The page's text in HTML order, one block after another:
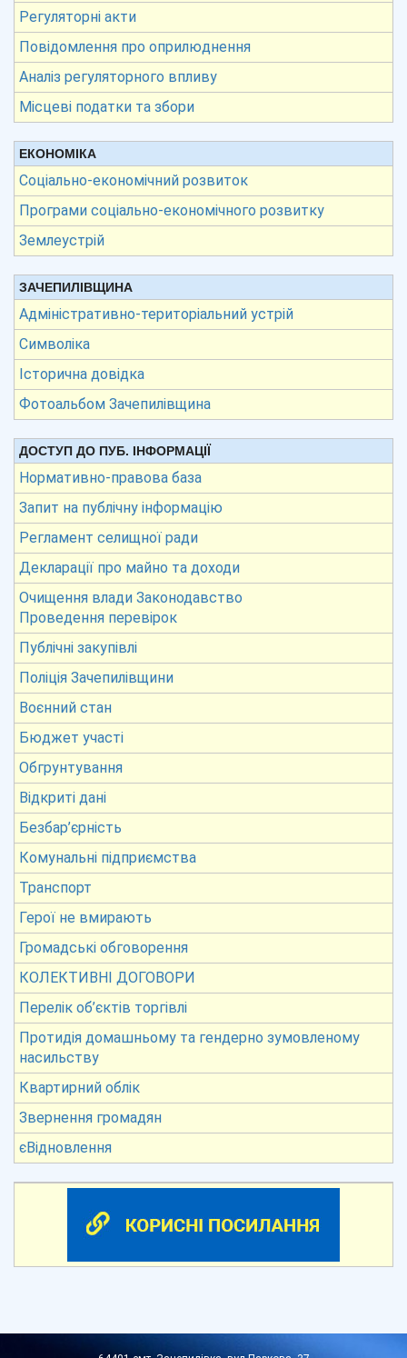
Регуляторні акти
Повідомлення про оприлюднення
Аналіз регуляторного впливу
Місцеві податки та збори
ЕКОНОМІКА
Соціально-економічний розвиток
Програми соціально-економічного розвитку
Землеустрій
ЗАЧЕПИЛІВЩИНА
Адміністративно-територіальний устрій
Символіка
Історична довідка
Фотоальбом Зачепилівщина
ДОСТУП ДО ПУБ. ІНФОРМАЦІЇ
Нормативно-правова база
Запит на публічну інформацію
Регламент селищної ради
Декларації про майно та доходи
Очищення влади Законодавство
Проведення перевірок
Публічні закупівлі
Поліція Зачепилівщини
Воєнний стан
Бюджет участі
Обгрунтування
Відкриті дані
Безбар’єрність
Комунальні підприємства
Транспорт
Герої не вмирають
Громадські обговорення
КОЛЕКТИВНІ ДОГОВОРИ
Перелік об’єктів торгівлі
Протидія домашньому та гендерно зумовленому
насильству
Квартирний облік
Звернення громадян
єВідновлення